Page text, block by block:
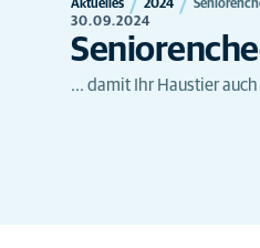
Aktuelles 2024
30.09.2024
... damit Ihr Haustier